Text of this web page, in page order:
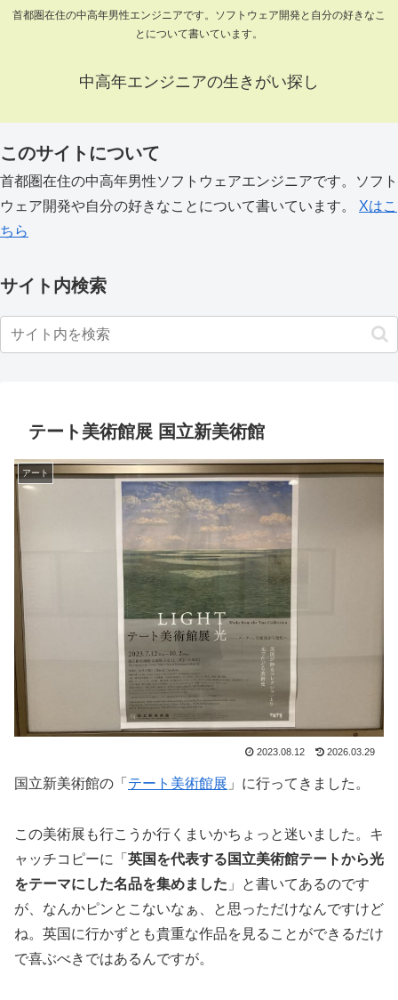
首都圏在住の中高年男性エンジニアです。ソフトウェア開発と自分の好きなこ
とについて書いています。
中高年エンジニアの生きがい探し
このサイトについて
首都圏在住の中高年男性ソフトウェアエンジニアです。ソフト
ウェア開発や自分の好きなことについて書いています。 Xはこ
ちら
サイト内検索
テート美術館展 国立新美術館
アート
2023.08.12 2026.03.29
国立新美術館の「 テート美術館展 」に行ってきました。
この美術展も行こうか行くまいかちょっと迷いました。キ
ャッチコピーに「 英国を代表する国立美術館テートから光
をテーマにした名品を集めました 」と書いてあるのです
が、なんかピンとこないなぁ、と思っただけなんですけど
ね。英国に行かずとも貴重な作品を見ることができるだけ
で喜ぶべきではあるんですが。